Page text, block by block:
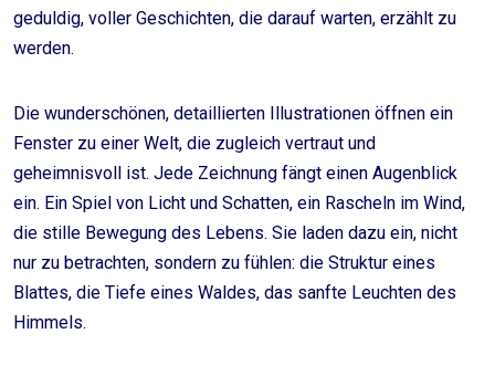
geduldig, voller Geschichten, die darauf warten, erzählt zu
werden.
Die wunderschönen, detaillierten Illustrationen öffnen ein
Fenster zu einer Welt, die zugleich vertraut und
geheimnisvoll ist. Jede Zeichnung fängt einen Augenblick
ein. Ein Spiel von Licht und Schatten, ein Rascheln im Wind,
die stille Bewegung des Lebens. Sie laden dazu ein, nicht
nur zu betrachten, sondern zu fühlen: die Struktur eines
Blattes, die Tiefe eines Waldes, das sanfte Leuchten des
Himmels.